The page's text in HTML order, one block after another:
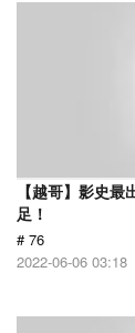
【越哥】影史
足！
# 76
2022-06-06 03:18